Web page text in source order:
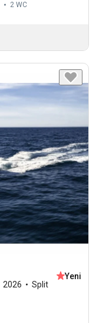
2 WC
2026 Split
Yeni